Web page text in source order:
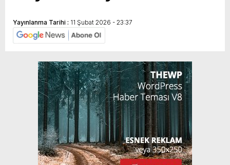
Yayınlanma Tarihi : 11 Şubat 2026 - 23:37